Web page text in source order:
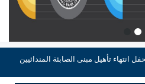
انتهاء تأهيل مبنى الصابئة المندائيين